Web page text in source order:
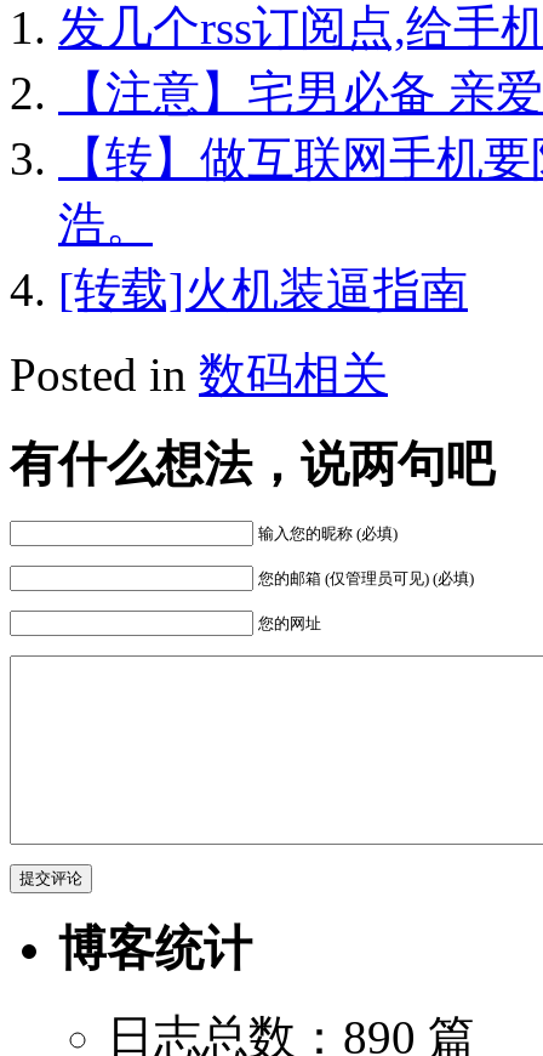
发几个rss订阅点,给手
【注意】宅男必备 亲
【转】做互联网手机
浩。
[转载]火机装逼指南
Posted in 数码相关
有什么想法，说两句吧
输入您的昵称 (必填)
您的邮箱 (仅管理员可见) (必填)
您的网址
博客统计
日志总数：890 篇